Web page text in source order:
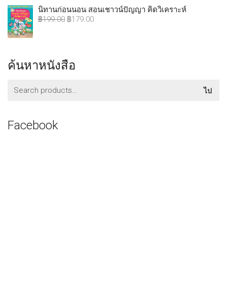
นิทานก่อนนอน สอนเชาวน์ปัญญา คิดวิเคราะห์
฿199.00 ฿179.00
ค้นหาหนังสือ
ไป
Facebook